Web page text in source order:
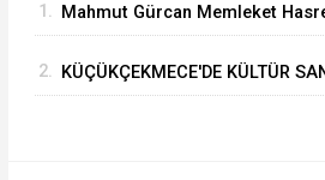
1. Mahmut Gürcan Memleket
2. KÜÇÜKÇEKMECE'DE KÜLTÜR